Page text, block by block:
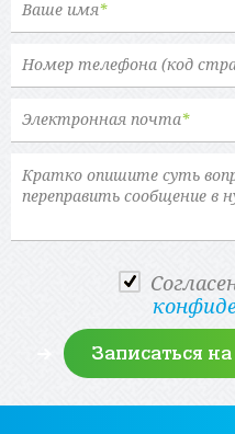
Ваше имя*
Номер телефона (код
Электронная почта*